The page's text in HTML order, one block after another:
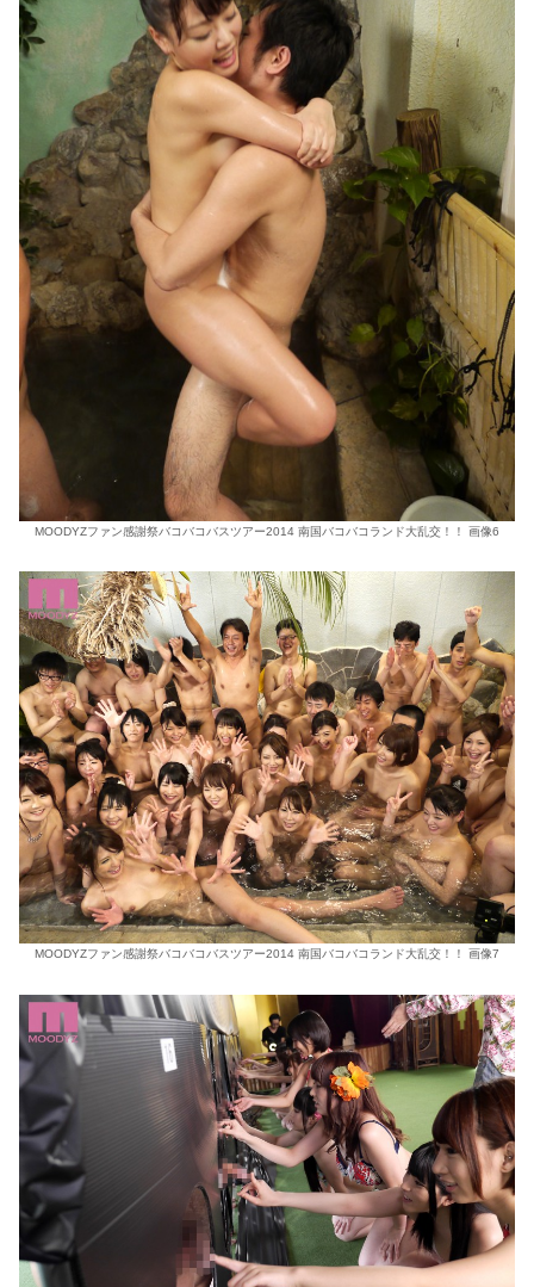
MOODYZファン感謝祭バコバコバスツアー2014 南国バコバコランド大乱交！！ 画像6
MOODYZファン感謝祭バコバコバスツアー2014 南国バコバコランド大乱交！！ 画像7